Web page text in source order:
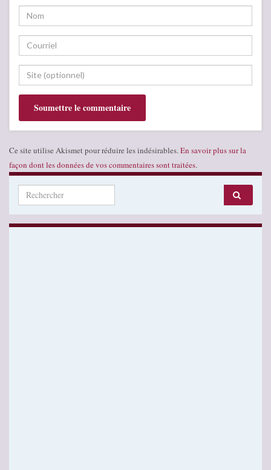
Ce site utilise Akismet pour réduire les indésirables. En savoir plus sur la
façon dont les données de vos commentaires sont traitées.
Search for: